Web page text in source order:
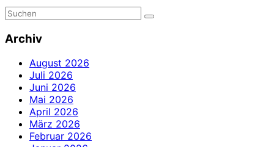
Archiv
August 2026
Juli 2026
Juni 2026
Mai 2026
April 2026
März 2026
Februar 2026